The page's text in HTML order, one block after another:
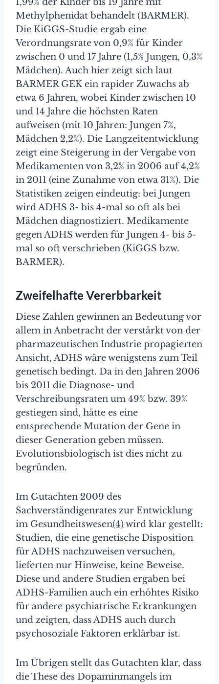
Methylphenidat behandelt (BARMER).
Die KiGGS-Studie ergab eine
Verordnungsrate von 0,9% für Kinder
zwischen 0 und 17 Jahre (1,5% Jungen, 0,3%
Mädchen). Auch hier zeigt sich laut
BARMER GEK ein rapider Zuwachs ab
etwa 6 Jahren, wobei Kinder zwischen 10
und 14 Jahre die höchsten Raten
aufweisen (mit 10 Jahren: Jungen 7%,
Mädchen 2,2%). Die Langzeitentwicklung
zeigt eine Steigerung in der Vergabe von
Medikamenten von 3,2% in 2006 auf 4,2%
in 2011 (eine Zunahme von etwa 31%). Die
Statistiken zeigen eindeutig: bei Jungen
wird ADHS 3- bis 4-mal so oft als bei
Mädchen diagnostiziert. Medikamente
gegen ADHS werden für Jungen 4- bis 5-
mal so oft verschrieben (KiGGS bzw.
BARMER).
Zweifelhafte Vererbbarkeit
Diese Zahlen gewinnen an Bedeutung vor
allem in Anbetracht der verstärkt von der
pharmazeutischen Industrie propagierten
Ansicht, ADHS wäre wenigstens zum Teil
genetisch bedingt. Da in den Jahren 2006
bis 2011 die Diagnose- und
Verschreibungsraten um 49% bzw. 39%
gestiegen sind, hätte es eine
entsprechende Mutation der Gene in
dieser Generation geben müssen.
Evolutionsbiologisch ist dies nicht zu
begründen.
Im Gutachten 2009 des
Sachverständigenrates zur Entwicklung
im Gesundheitswesen(4) wird klar gestellt:
Studien, die eine genetische Disposition
für ADHS nachzuweisen versuchen,
lieferten nur Hinweise, keine Beweise.
Diese und andere Studien ergaben bei
ADHS-Familien auch ein erhöhtes Risiko
für andere psychiatrische Erkrankungen
und zeigten, dass ADHS auch durch
psychosoziale Faktoren erklärbar ist.
Im Übrigen stellt das Gutachten klar, dass
die These des Dopaminmangels im